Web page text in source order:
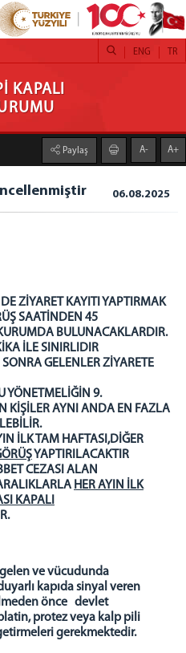
İNFAZ KURUMU
KAPALI
TR
ENG
Paylaş A- A+
06.08.2025
ZİYARET KAYITI YAPTIRMAK
SAATİNDEN 45
BULUNACAKLARDIR.
İLE SINIRLIDIR
GELENLER ZİYARETE
YÖNETMELİĞİN 9.
KİŞİLER AYNI ANDA EN FAZLA
İLK TAM HAFTASI,DİĞER
YAPTIRILACAKTIR
CEZASI ALAN
HER AYIN İLK
KAPALI
ve vücudunda
kapıda sinyal veren
önce devlet
protez veya kalp pili
gerekmektedir.